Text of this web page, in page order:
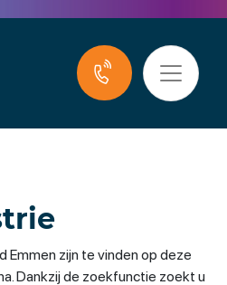
Emmen zijn te vinden op deze
Dankzij de zoekfunctie zoekt u